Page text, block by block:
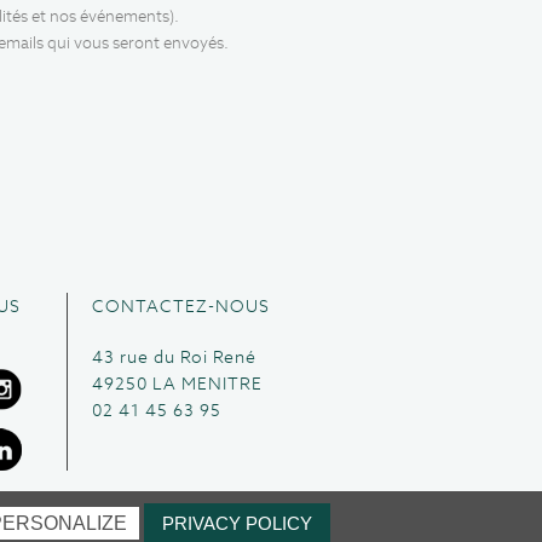
et nos événements).
qui vous seront envoyés.
CONTACTEZ-NOUS
43 rue du Roi René
49250 LA MENITRE
02 41 45 63 95
PRIVACY POLICY